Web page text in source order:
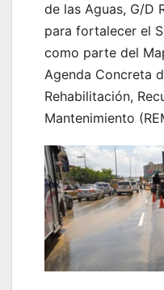
de las Aguas, G/D
para fortalecer el
como parte del
Agenda Concreta
Rehabilitación,
Mantenimiento